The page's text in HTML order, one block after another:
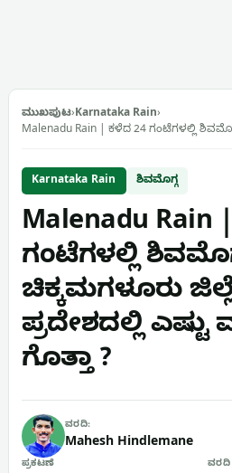
ಮುಖಪುಟ›Karnataka Rain›
Malenadu Rain | ಕಳೆದ 24 ಗಂಟೆಗಳಲ್ಲಿ
Karnataka Rain ಶಿವಮೊಗ್ಗ
Malenadu Rain
ಗಂಟೆಗಳಲ್ಲಿ
ಚಿಕ್ಕಮಗಳೂರು
ಪ್ರದೇಶದಲ್ಲಿ
ಗೊತ್ತಾ ?
ವರದಿ:
Mahesh Hindlemane
ಪ್ರಕಟಣೆ ವರದಿ